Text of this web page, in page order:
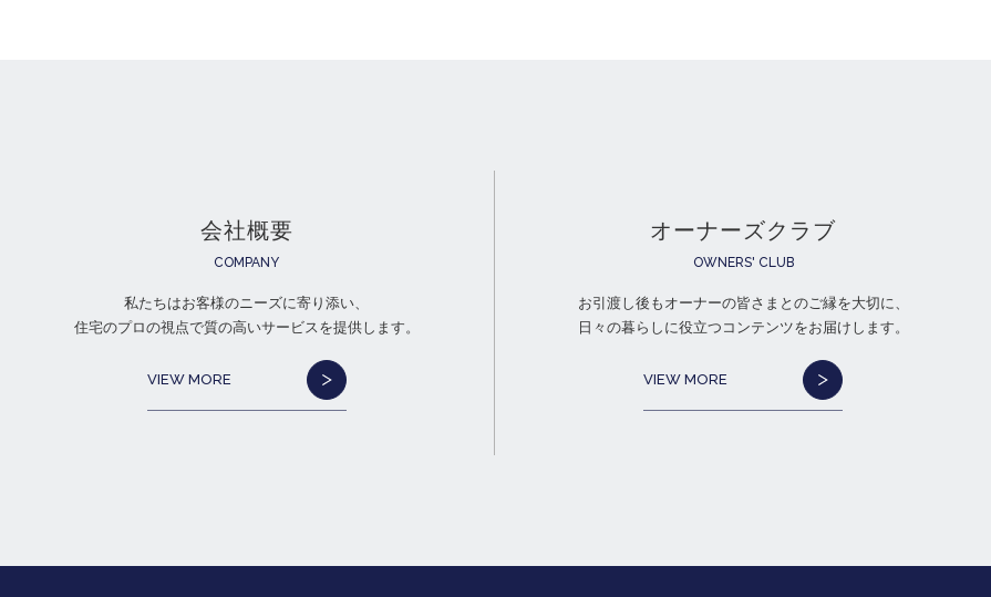
会社概要
COMPANY
私たちはお客様のニーズに寄り添い、
住宅のプロの視点で質の高いサービスを提供します。
VIEW MORE
オーナーズクラブ
OWNERS' CLUB
お引渡し後もオーナーの皆さまとのご縁を大切に、
日々の暮らしに役立つコンテンツをお届けします。
VIEW MORE